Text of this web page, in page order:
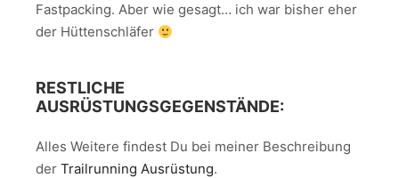
Fastpacking. Aber wie gesagt… ich war bisher eher
der Hüttenschläfer
RESTLICHE
AUSRÜSTUNGSGEGENSTÄNDE:
Alles Weitere findest Du bei meiner Beschreibung
der Trailrunning Ausrüstung.